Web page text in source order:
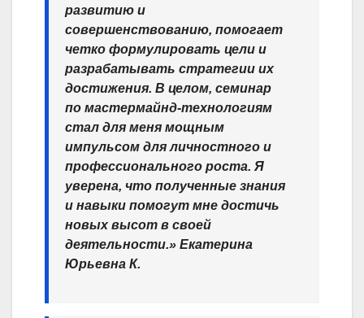
развитию и
совершенствованию, помогает
четко формулировать цели и
разрабатывать стратегии их
достижения. В целом, семинар
по мастермайнд-технологиям
стал для меня мощным
импульсом для личностного и
профессионального роста. Я
уверена, что полученные знания
и навыки помогут мне достичь
новых высот в своей
деятельности.» Екатерина
Юрьевна К.